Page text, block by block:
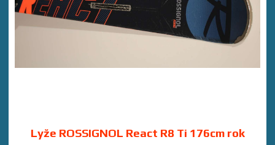
Lyže ROSSIGNOL React R8 Ti 176cm rok